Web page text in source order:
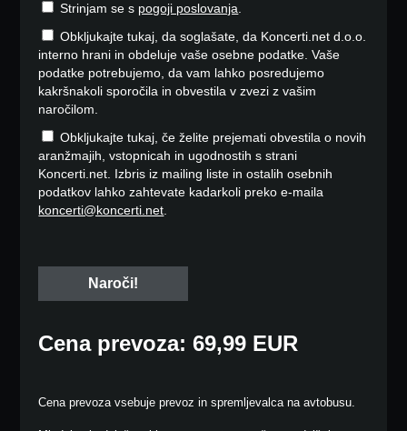
Strinjam se s pogoji poslovanja.
Obkljukajte tukaj, da soglašate, da Koncerti.net d.o.o.
interno hrani in obdeluje vaše osebne podatke. Vaše
podatke potrebujemo, da vam lahko posredujemo
kakršnakoli sporočila in obvestila v zvezi z vašim
naročilom.
Obkljukajte tukaj, če želite prejemati obvestila o novih
aranžmajih, vstopnicah in ugodnostih s strani
Koncerti.net. Izbris iz mailing liste in ostalih osebnih
podatkov lahko zahtevate kadarkoli preko e-maila
koncerti@koncerti.net.
Cena prevoza: 69,99 EUR
Cena prevoza vsebuje prevoz in spremljevalca na avtobusu.